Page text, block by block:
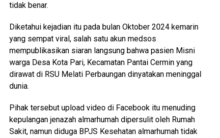
tidak benar.
Diketahui kejadian itu pada bulan Oktober 2024 kemarin
yang sempat viral, salah satu akun medsos
mempublikasikan siaran langsung bahwa pasien Misni
warga Desa Kota Pari, Kecamatan Pantai Cermin yang
dirawat di RSU Melati Perbaungan dinyatakan meninggal
dunia.
Pihak tersebut upload video di Facebook itu menuding
kepulangan jenazah almarhumah dipersulit oleh Rumah
Sakit, namun diduga BPJS Kesehatan almarhumah tidak